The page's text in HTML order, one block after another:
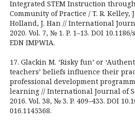
Integrated STEM Instruction
Community of Practice / T. R. Kelley,
Holland, J. Han // International
2020. Vol. 7, № 1. P. 1–13. DOI
EDN IMPWIA.
17. Glackin M. ‘Risky fun’ or
teachers’ beliefs influence their
professional development
learning // International Journal of
2016. Vol. 38, № 3. P. 409–433. DOI
016.1145368.